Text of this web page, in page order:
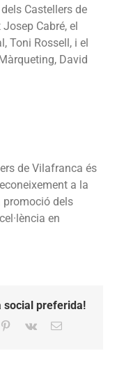
Castellers de
Cabré, el
Toni Rossell, i el
David
de Vilafranca és
a la
promoció dels
en
social preferida!
Pinterest
Vk Email: